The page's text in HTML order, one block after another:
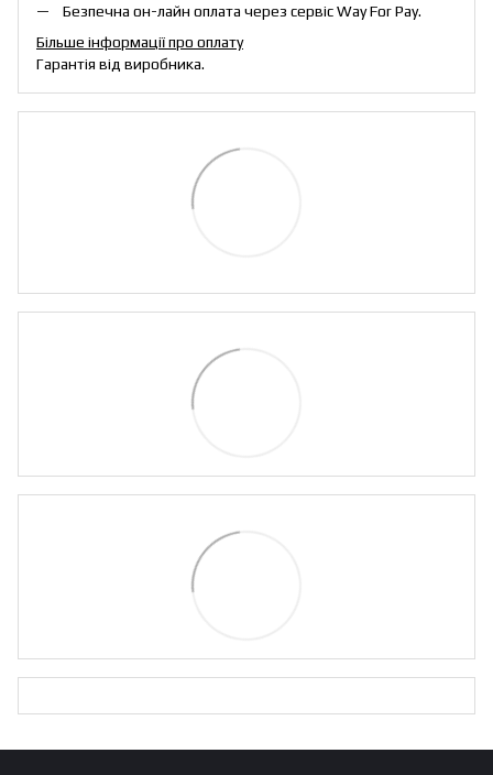
Безпечна он-лайн оплата через сервіс Way For Pay.
Більше інформації про оплату
Гарантія від виробника.